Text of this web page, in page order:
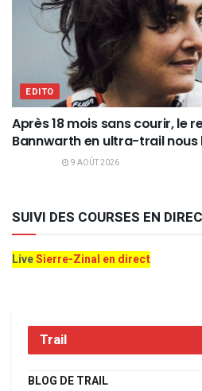
EDITO
Après 18 mois sans courir, le
Bannwarth en ultra-trail
9 AOÛT 2026
SUIVI DES COURSES EN
LiveSierre-Zinal en direct
Trail
BLOG DE TRAIL